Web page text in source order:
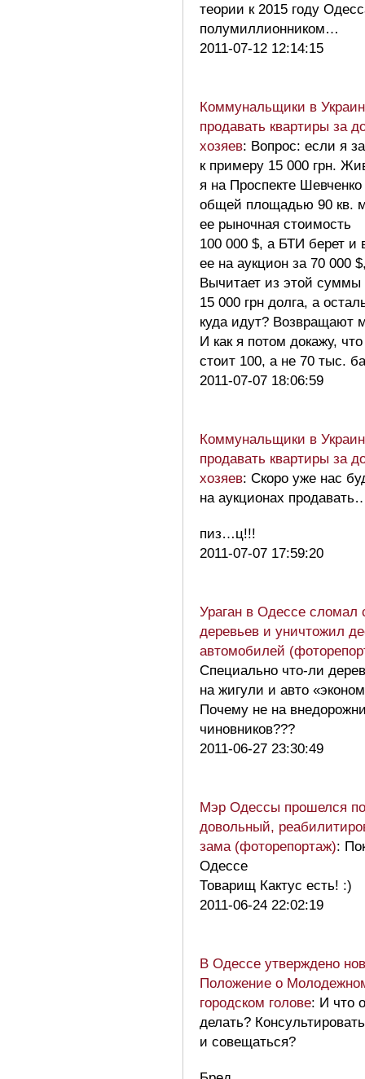
теории к 2015 году
полумиллионником…
2011-07-12 12:14:15
Коммунальщики в
продавать квартиры за
хозяев: Вопрос: если я
к примеру 15 000 грн.
я на Проспекте Шевченко
общей площадью 90 кв.
ее рыночная стоимость
100 000 $, а БТИ берет и
ее на аукцион за 70 000
Вычитает из этой суммы
15 000 грн долга, а
куда идут? Возвращают
И как я потом докажу,
стоит 100, а не 70 тыс.
2011-07-07 18:06:59
Коммунальщики в
продавать квартиры за
хозяев: Скоро уже нас
на аукционах
пиз…ц!!!
2011-07-07 17:59:20
Ураган в Одессе сломал
деревьев и уничтожил
автомобилей
Специально что-ли
на жигули и авто
Почему не на
чиновников???
2011-06-27 23:30:49
Мэр Одессы прошелся
довольный,
зама (фоторепортаж):
Одессе
Товарищ Кактус есть! :)
2011-06-24 22:02:19
В Одессе утверждено
Положение о
городском голове: И что
делать? Консультировать
и совещаться?